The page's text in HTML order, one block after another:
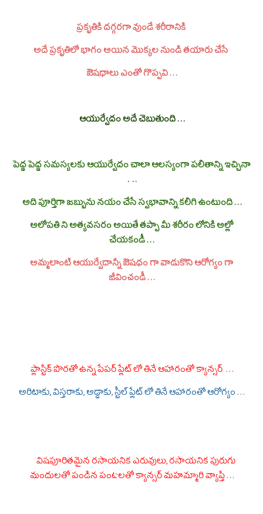
ప్రకృతికి దగ్గరగా వుండే శరీరానికి
అదే ప్రకృతిలో భాగం అయిన మొక్కల నుండి తయారు చేసే
ఔషధాలు ఎంతో గొప్పవి . . .
ఆయుర్వేదం అదే చెబుతుంది . . .
పెద్ద పెద్ద సమస్యలకు ఆయుర్వేదం చాలా ఆలస్యంగా పలితాన్ని ఇచ్చినా
. . .
అది పూర్తిగా జబ్బును నయం చేసే స్వభావాన్ని కలిగి ఉంటుంది . . .
అలోపతి ని అత్యవసరం అయితే తప్పా మీ శరీరం లోనికి అల్లో
చేయకండీ . . .
అమ్మలాంటి ఆయుర్వేదాన్నీ ఔషధం గా వాడుకొని ఆరోగ్యం గా
జీవించండీ . . .
ప్లాస్టిక్ పొరతో ఉన్న పేపర్ ప్లేట్ లో తినే ఆహారంతో క్యాన్సర్ . . .
అరిటాకు, విస్తరాకు, అడ్డాకు, స్టీల్ ప్లేట్ లో తినే ఆహారంతో ఆరోగ్యం . ..
విషపూరితమైన రసాయనిక ఎరువులు, రసాయనిక పురుగు
మందులతో పండిన పంటలతో క్యాన్సర్ మహమ్మారి వ్యాప్తి . . .